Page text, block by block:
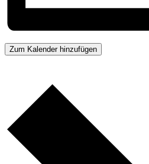
Zum Kalender hinzufügen